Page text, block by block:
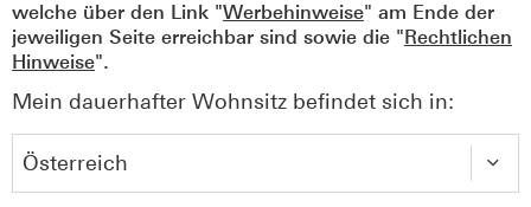
welche über den Link "Werbehinweise" am Ende der
jeweiligen Seite erreichbar sind sowie die "Rechtlichen
Hinweise".
Mein dauerhafter Wohnsitz befindet sich in: